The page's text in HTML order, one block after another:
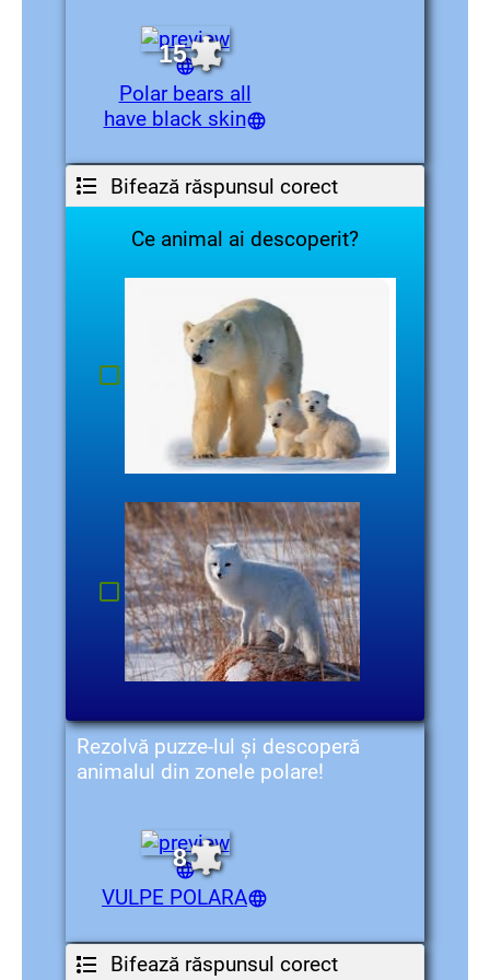
15
Polar bears all
have black skin
Bifează răspunsul corect
Ce animal ai descoperit?
Rezolvă puzze-lul și descoperă
animalul din zonele polare!
8
VULPE POLARA
Bifează răspunsul corect